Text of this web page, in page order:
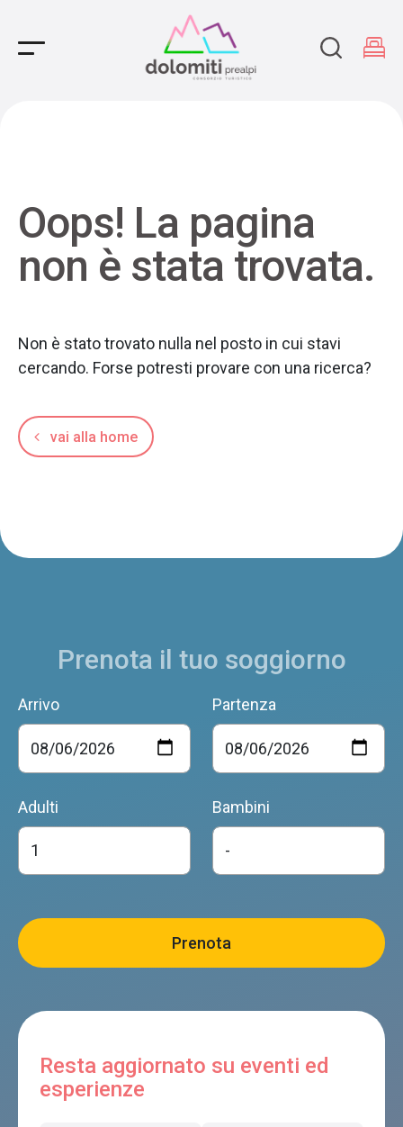
Main Navigation
Oops! La pagina
non è stata trovata.
Non è stato trovato nulla nel posto in cui stavi
cercando. Forse potresti provare con una ricerca?
vai alla home
Prenota il tuo soggiorno
Arrivo Partenza
Adulti Bambini
Resta aggiornato su eventi ed
esperienze